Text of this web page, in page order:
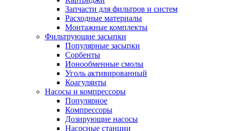
Запчасти для фильтров и систем
Расходные материалы
Монтажные комплекты
Фильтрующие засыпки
Популярные засыпки
Сорбенты
Ионообменные смолы
Уголь активированный
Коагулянты
Насосы и компрессоры
Популярное
Компрессоры
Дозирующие насосы
Насосные станции